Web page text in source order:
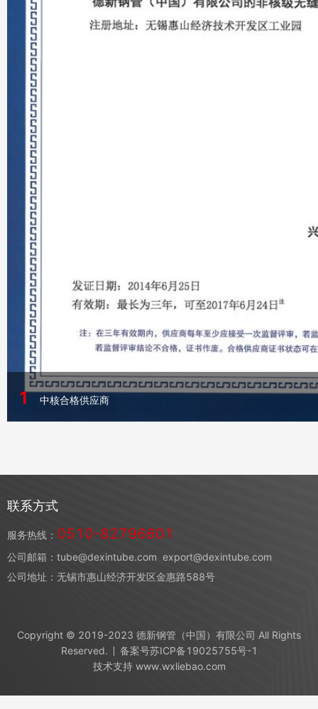
1 中核合格供应商
联系方式
服务热线： 0510-82796601
公司邮箱：tube@dexintube.com export@dexintube.com
公司地址：无锡市惠山经济开发区金惠路588号
Copyright © 2019-2023 德新钢管（中国）有限公司 All Rights
Reserved.
备案号苏ICP备19025755号-1
技术支持 www.wxliebao.com